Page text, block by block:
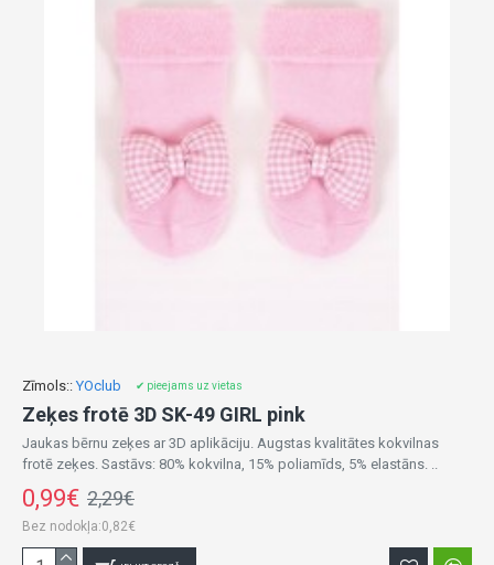
Zīmols:: YOclub ✔ pieejams uz vietas
Zeķes frotē 3D SK-49 GIRL pink
Jaukas bērnu zeķes ar 3D aplikāciju. Augstas kvalitātes kokvilnas
frotē zeķes. Sastāvs: 80% kokvilna, 15% poliamīds, 5% elastāns. ..
0,99€ 2,29€
Bez nodokļa:0,82€